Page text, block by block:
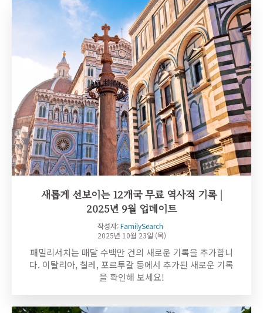
새롭게 선보이는 12개국 무료 역사적 기록 |
2025년 9월 업데이트
작성자:FamilySearch
2025년 10월 23일 (목)
패밀리서치는 매달 수백만 건의 새로운 기록을 추가합니
다. 이탈리아, 칠레, 포르투갈 등에서 추가된 새로운 기록
을 확인해 보세요!